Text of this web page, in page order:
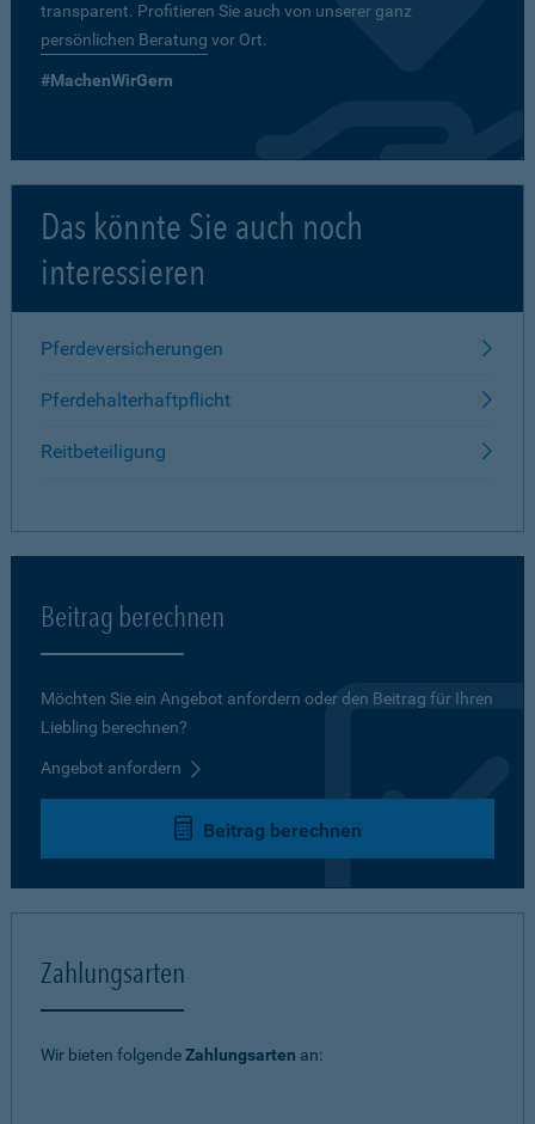
transparent. Profitieren Sie auch von unserer ganz
persönlichen Beratung vor Ort.
#MachenWirGern
Das könnte Sie auch noch
interessieren
Pferdeversicherungen
Pferdehalterhaftpflicht
Reitbeteiligung
Beitrag berechnen
Möchten Sie ein Angebot anfordern oder den Beitrag für Ihren
Liebling berechnen?
Angebot anfordern
Beitrag berechnen
Zahlungsarten
Wir bieten folgendeZahlungsarten an: